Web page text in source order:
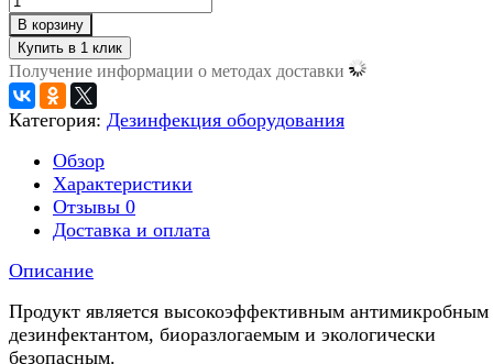
В корзину
Получение информации о методах доставки
Категория: Дезинфекция оборудования
Обзор
Характеристики
Отзывы 0
Доставка и оплата
Описание
Продукт является высокоэффективным антимикробным
дезинфектантом, биоразлогаемым и экологически
безопасным.